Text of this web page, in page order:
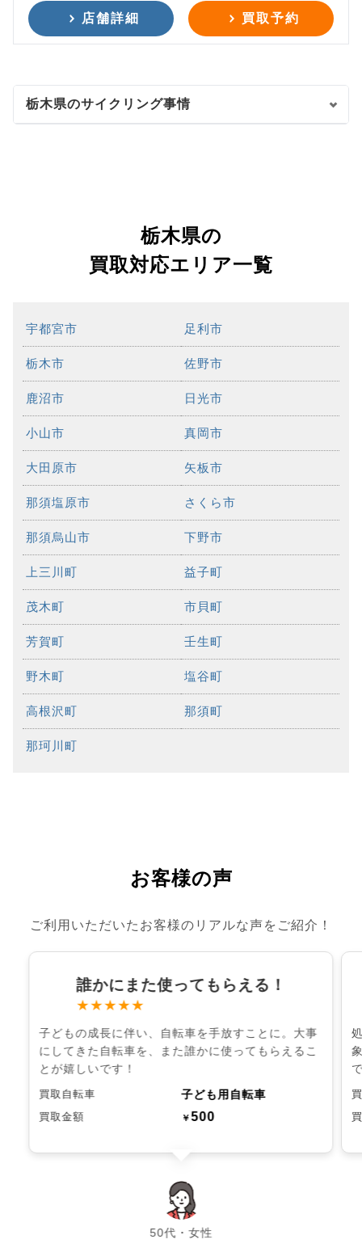
店舗詳細 買取予約
栃木県のサイクリング事情
栃木県の
買取対応エリア一覧
宇都宮市 足利市
栃木市 佐野市
鹿沼市 日光市
小山市 真岡市
大田原市 矢板市
那須塩原市 さくら市
那須烏山市 下野市
上三川町 益子町
茂木町 市貝町
芳賀町 壬生町
野木町 塩谷町
高根沢町 那須町
那珂川町
お客様の声
ご利用いただいたお客様のリアルな声をご紹介！
誰かにまた使ってもらえる！
★★★★★
子どもの成長に伴い、自転車を手放すことに。大事
にしてきた自転車を、また誰かに使ってもらえるこ
とが嬉しいです！
買取自転車 子ども用自転車
買取金額 ￥500
50代・女性
chevron_left chevron_right